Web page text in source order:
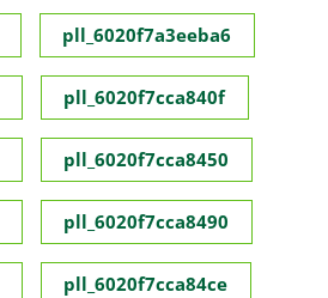
pll_6020f7a3eeba6
pll_6020f7cca840f
pll_6020f7cca8450
pll_6020f7cca8490
pll_6020f7cca84ce